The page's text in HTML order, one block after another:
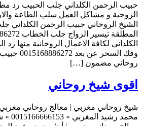
حبيب الرحمن الكلداني جلب الحبيب رد
الشيخ الروحاني حبيب الرحمن الكلداني
الكلداني لكافة الاعمال الروحانية منها
وفك السحر
روحاني مضمون […]
اقوى شيخ روحاني
شيخ روحاني مغربي | معالج روحاني
محمد